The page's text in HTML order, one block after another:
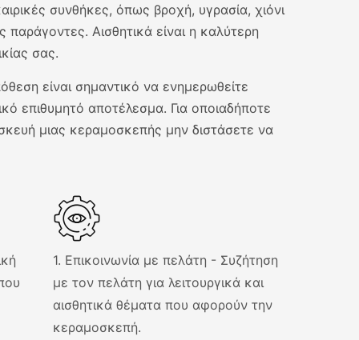
συνθήκες, όπως βροχή, υγρασία, χιόνι
Αισθητικά είναι η καλύτερη
σας.
είναι σημαντικό να ενημερωθείτε
επιθυμητό αποτέλεσμα. Για οποιαδήποτε
μιας κεραμοσκεπής μην διστάσετε να
σας
1. Επικοινωνία με πελάτη - Συζήτηση
με τον πελάτη για λειτουργικά και
αισθητικά θέματα που αφορούν την
κεραμοσκεπή.